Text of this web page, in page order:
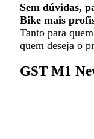
Sem dúvidas,
Bike mais
Tanto para
quem deseja o
GST M1